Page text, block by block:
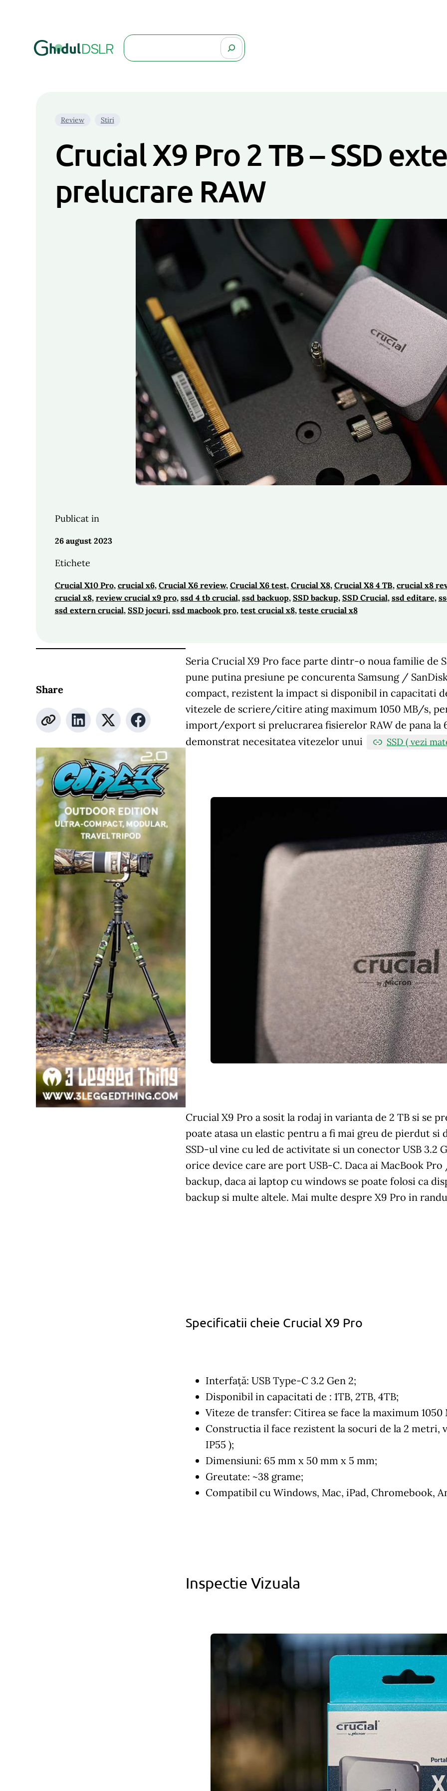
Search
Review Stiri
Crucial X9 Pro 2 TB – SSD
prelucrare RAW
Publicat in
26 august 2023
Etichete
Crucial X10 Pro, crucial x6, Crucial X6 review, Crucial X6 test, Crucial X8, Crucial X8 4 TB, crucial x8
crucial x8, review crucial x9 pro, ssd 4 tb crucial, ssd backuop, SSD backup, SSD Crucial, ssd editare,
ssd extern crucial, SSD jocuri, ssd macbook pro, test crucial x8, teste crucial x8
Share
Seria Crucial X9 Pro face parte dintr-o noua familie de
pune putina presiune pe concurenta Samsung /
compact, rezistent la impact si disponibil in capacitati
vitezele de scriere/citire ating maximum 1050 MB/s,
import/export si prelucrarea fisierelor RAW de pana la
demonstrat necesitatea vitezelor unui
SSD ( vezi
Crucial X9 Pro a sosit la rodaj in varianta de 2 TB si se
poate atasa un elastic pentru a fi mai greu de pierdut
SSD-ul vine cu led de activitate si un conector USB 3.2
orice device care are port USB-C. Daca ai MacBook
backup, daca ai laptop cu windows se poate folosi ca
backup si multe altele. Mai multe despre X9 Pro in
Specificatii cheie Crucial X9 Pro
Interfață: USB Type-C 3.2 Gen 2;
Disponibil in capacitati de : 1TB, 2TB, 4TB;
Viteze de transfer: Citirea se face la maximum 1050
Constructia il face rezistent la socuri de la 2 metri,
IP55 );
Dimensiuni: 65 mm x 50 mm x 5 mm;
Greutate: ~38 grame;
Compatibil cu Windows, Mac, iPad, Chromebook,
Inspectie Vizuala